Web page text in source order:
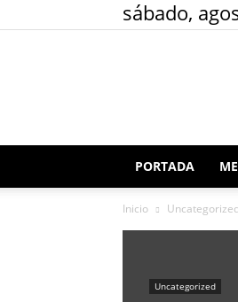
sábado,
PORTADA
Inicio Uncategorized
Uncategorized